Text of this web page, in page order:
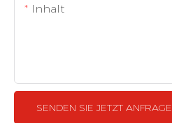
Inhalt
SENDEN SIE JETZT ANFRAGE